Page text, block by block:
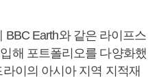
Earth와 같은 라이프스
해 포트폴리오를 다양화했
이의 아시아 지역 지적재